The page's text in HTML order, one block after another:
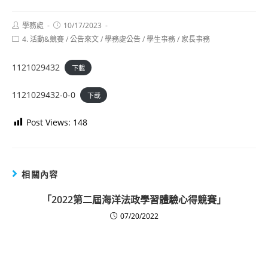
Post
author:
學務處
Post
published:
10/17/2023
Post4. 活動&競賽/公告來文/學務處公告/學生事務/ 家長事務
1121029432 下載
1121029432-0-0 下載
Post Views: 148
相關內容
「2022第二屆海洋法政學習體驗心得競賽」
07/20/2022